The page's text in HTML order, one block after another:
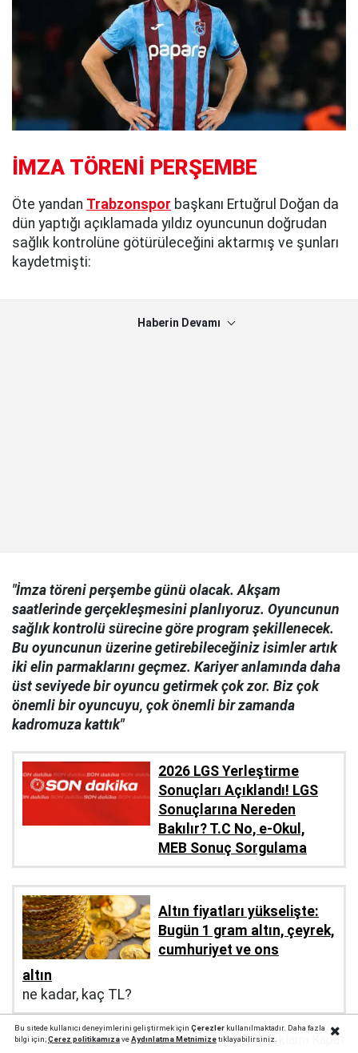
İMZA TÖRENİ PERŞEMBE
Öte yandan Trabzonspor başkanı Ertuğrul Doğan da
dün yaptığı açıklamada yıldız oyuncunun doğrudan
sağlık kontrolüne götürüleceğini aktarmış ve şunları
kaydetmişti:
Haberin Devamı
"İmza töreni perşembe günü olacak. Akşam
saatlerinde gerçekleşmesini planlıyoruz. Oyuncunun
sağlık kontrolü sürecine göre program şekillenecek.
Bu oyuncunun üzerine getirebileceğiniz isimler artık
iki elin parmaklarını geçmez. Kariyer anlamında daha
üst seviyede bir oyuncu getirmek çok zor. Biz çok
önemli bir oyuncuyu, çok önemli bir zamanda
kadromuza kattık"
2026 LGS Yerleştirme
Sonuçları Açıklandı! LGS
Sonuçlarına Nereden
Bakılır? T.C No, e-Okul,
MEB Sonuç Sorgulama
Altın fiyatları yükselişte:
Bugün 1 gram altın, çeyrek,
cumhuriyet ve ons
altın
ne kadar, kaç TL?
Bu sitede kullanıcı deneyimlerini geliştirmek için Çerezlerkullanılmaktadır. Daha fazla
bilgi için;Çerez politikamızaveAydınlatma Metnimizetıklayabilirsiniz.Reklamı Kapat